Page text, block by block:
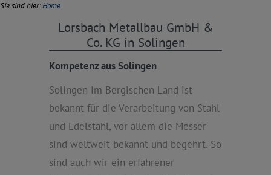
Sie sind hier:Home
Lorsbach Metallbau GmbH &
Co. KG in Solingen
Kompetenz aus Solingen
Solingen im Bergischen Land ist
bekannt für die Verarbeitung von Stahl
und Edelstahl, vor allem die Messer
sind weltweit bekannt und begehrt. So
sind auch wir ein erfahrener